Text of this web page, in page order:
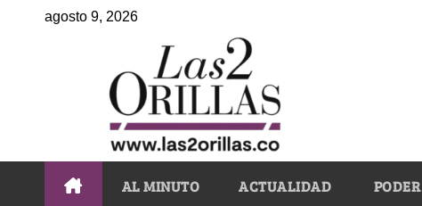
agosto 9, 2026
AL MINUTO ACTUALIDAD PODER